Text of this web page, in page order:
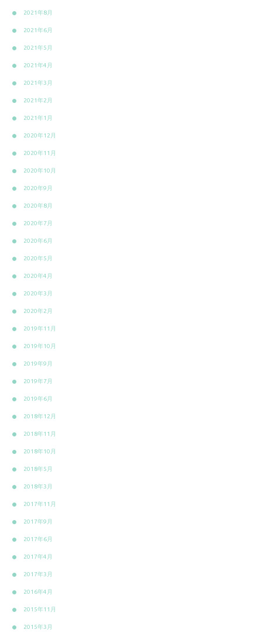
2021年8月
2021年6月
2021年5月
2021年4月
2021年3月
2021年2月
2021年1月
2020年12月
2020年11月
2020年10月
2020年9月
2020年8月
2020年7月
2020年6月
2020年5月
2020年4月
2020年3月
2020年2月
2019年11月
2019年10月
2019年9月
2019年7月
2019年6月
2018年12月
2018年11月
2018年10月
2018年5月
2018年3月
2017年11月
2017年9月
2017年6月
2017年4月
2017年3月
2016年4月
2015年11月
2015年3月